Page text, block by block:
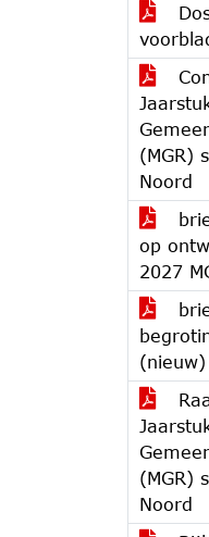
(MGR)
Noord
op
2027
(nieuw)
(MGR)
Noord